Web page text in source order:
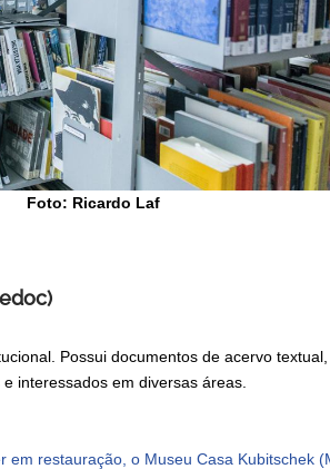
Foto: Ricardo Laf
Possui documentos de acervo
interessados em diversas áreas.
em restauração, o Museu Casa Kubitschek